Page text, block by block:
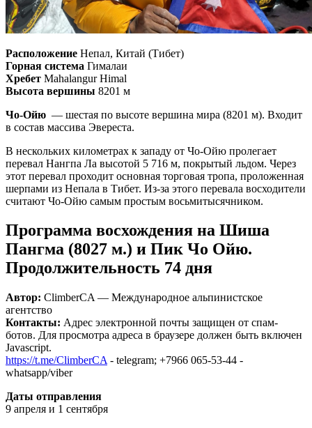
Расположение Непал, Китай (Тибет)
Горная система Гималаи
Хребет Mahalangur Himal
Высота вершины 8201 м
Чо-Ойю — шестая по высоте вершина мира (8201 м). Входит
в состав массива Эвереста.
В нескольких километрах к западу от Чо-Ойю пролегает
перевал Нангпа Ла высотой 5 716 м, покрытый льдом. Через
этот перевал проходит основная торговая тропа, проложенная
шерпами из Непала в Тибет. Из-за этого перевала восходители
считают Чо-Ойю самым простым восьмитысячником.
Программа восхождения на Шиша
Пангма (8027 м.) и Пик Чо Ойю.
Продолжительность 74 дня
Автор: ClimberCA — Международное альпинистское
агентство
Контакты: Адрес электронной почты защищен от спам-
ботов. Для просмотра адреса в браузере должен быть включен
Javascript.
https://t.me/ClimberCA - telegram; +7966 065-53-44 -
whatsapp/viber
Даты отправления
9 апреля и 1 сентября